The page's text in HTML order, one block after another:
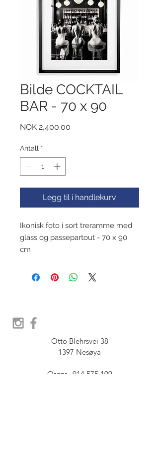
Bilde COCKTAIL
BAR - 70 x 90
NOK 2,400.00
Antall *
Legg til i handlekurv
Ikonisk foto i sort treramme med
glass og passepartout - 70 x 90
cm
Otto Blehrsvei 38
1397 Nesøya
Orgnr.  914 575 109